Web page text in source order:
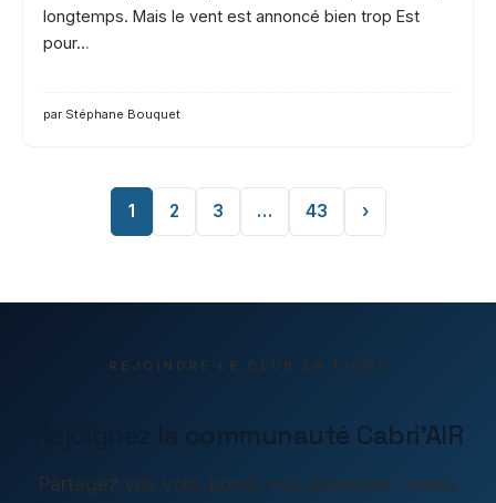
longtemps. Mais le vent est annoncé bien trop Est
pour…
par Stéphane Bouquet
1 2 3 … 43 ›
REJOINDRE LE CLUB EN LIGNE
Rejoignez la communauté Cabri'AIR
Partagez vos vols, posez vos questions, restez